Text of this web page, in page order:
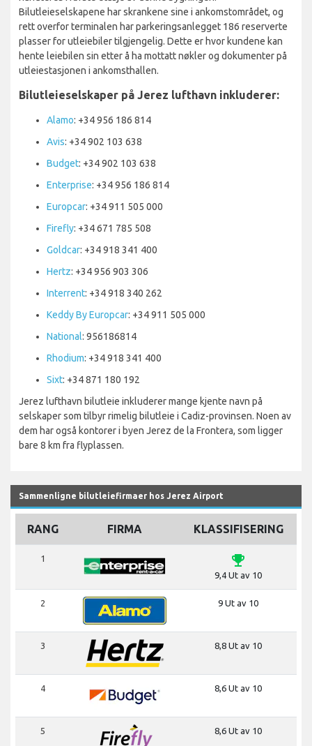
Bilutleieselskapene har skrankene sine i ankomstområdet, og
rett overfor terminalen har parkeringsanlegget 186 reserverte
plasser for utleiebiler tilgjengelig. Dette er hvor kundene kan
hente leiebilen sin etter å ha mottatt nøkler og dokumenter på
utleiestasjonen i ankomsthallen.
Bilutleieselskaper på Jerez lufthavn inkluderer:
Alamo: +34 956 186 814
Avis: +34 902 103 638
Budget: +34 902 103 638
Enterprise: +34 956 186 814
Europcar: +34 911 505 000
Firefly: +34 671 785 508
Goldcar: +34 918 341 400
Hertz: +34 956 903 306
Interrent: +34 918 340 262
Keddy By Europcar: +34 911 505 000
National: 956186814
Rhodium: +34 918 341 400
Sixt: +34 871 180 192
Jerez lufthavn bilutleie inkluderer mange kjente navn på
selskaper som tilbyr rimelig bilutleie i Cadiz-provinsen. Noen av
dem har også kontorer i byen Jerez de la Frontera, som ligger
bare 8 km fra flyplassen.
Sammenligne bilutleiefirmaer hos Jerez Airport
RANG FIRMA KLASSIFISERING
1 emoji_events
9,4 Ut av 10
2 9 Ut av 10
3 8,8 Ut av 10
4 8,6 Ut av 10
5 8,6 Ut av 10